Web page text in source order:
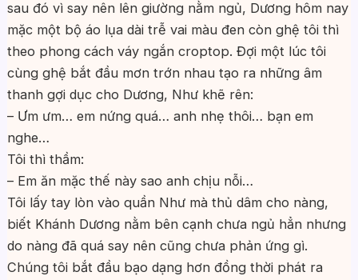
sau đó vì say nên lên giường nằm ngủ, Dương hôm nay
mặc một bộ áo lụa dài trễ vai màu đen còn ghệ tôi thì
theo phong cách váy ngắn croptop. Đợi một lúc tôi
cùng ghệ bắt đầu mơn trớn nhau tạo ra những âm
thanh gợi dục cho Dương, Như khẽ rên:
– Ưm ưm… em nứng quá… anh nhẹ thôi… bạn em
nghe…
Tôi thì thầm:
– Em ăn mặc thế này sao anh chịu nỗi…
Tôi lấy tay lòn vào quần Như mà thủ dâm cho nàng,
biết Khánh Dương nằm bên cạnh chưa ngủ hẳn nhưng
do nàng đã quá say nên cũng chưa phản ứng gì.
Chúng tôi bắt đầu bạo dạng hơn đồng thời phát ra